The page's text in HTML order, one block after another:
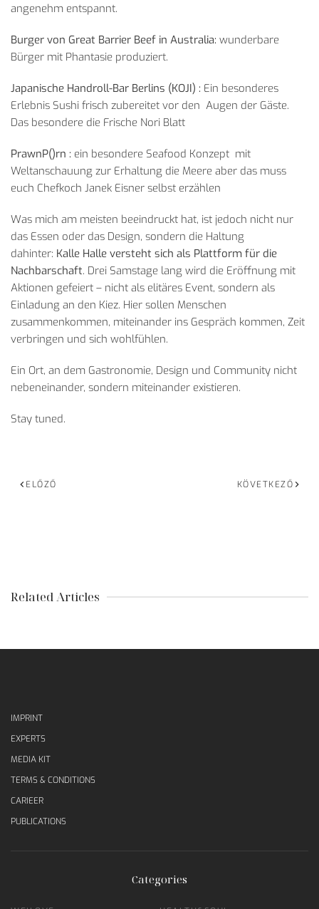
angenehm entspannt.
Burger von Great Barrier Beef in Australia: wunderbare
Bürger mit Phantasie produziert.
Japanische Handroll-Bar Berlins (KOJI) : Ein besonderes
Erlebnis Sushi frisch zubereitet vor den Augen der Gäste.
Das besondere die Frische Nori Blatt
PrawnP()rn : ein besondere Seafood Konzept mit
Weltanschauung zur Erhaltung die Meere aber das muss
euch Chefkoch Janek Eisner selbst erzählen
Was mich am meisten beeindruckt hat, ist jedoch nicht nur
das Essen oder das Design, sondern die Haltung
dahinter: Kalle Halle versteht sich als Plattform für die
Nachbarschaft. Drei Samstage lang wird die Eröffnung mit
Aktionen gefeiert – nicht als elitäres Event, sondern als
Einladung an den Kiez. Hier sollen Menschen
zusammenkommen, miteinander ins Gespräch kommen, Zeit
verbringen und sich wohlfühlen.
Ein Ort, an dem Gastronomie, Design und Community nicht
nebeneinander, sondern miteinander existieren.
Stay tuned.
ELŐZŐ KÖVETKEZŐ
Related Articles
IMPRINT
EXPERTS
MEDIA KIT
TERMS & CONDITIONS
CARIEER
PUBLICATIONS
Categories